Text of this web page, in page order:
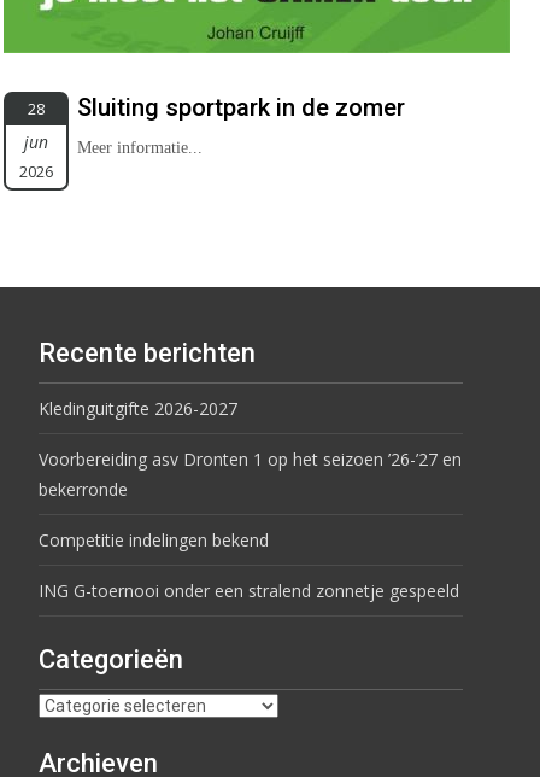
28
jun
2026
Sluiting sportpark in de zomer
Meer informatie...
Recente berichten
Kledinguitgifte 2026-2027
Voorbereiding asv Dronten 1 op het seizoen ’26-’27 en
bekerronde
Competitie indelingen bekend
ING G-toernooi onder een stralend zonnetje gespeeld
Categorieën
Archieven